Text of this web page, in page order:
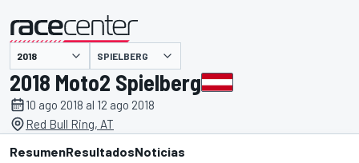
presentado por SPIELBERG
2018 Moto2 Spielberg
10 ago 2018 al 12 ago 2018
Red Bull Ring, AT
ResumenResultadosNoticias